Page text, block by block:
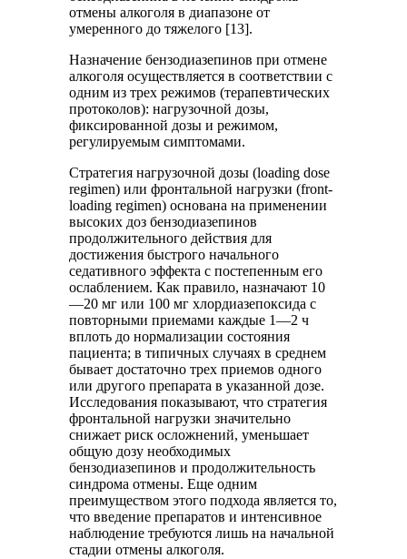
отмены алкоголя в диапазоне от
умеренного до тяжелого [13].
Назначение бензодиазепинов при отмене
алкоголя осуществляется в соответствии с
одним из трех режимов (терапевтических
протоколов): нагрузочной дозы,
фиксированной дозы и режимом,
регулируемым симптомами.
Стратегия нагрузочной дозы (loading dose
regimen) или фронтальной нагрузки (front-
loading regimen) основана на применении
высоких доз бензодиазепинов
продолжительного действия для
достижения быстрого начального
седативного эффекта с постепенным его
ослаблением. Как правило, назначают 10
—20 мг или 100 мг хлордиазепоксида с
повторными приемами каждые 1—2 ч
вплоть до нормализации состояния
пациента; в типичных случаях в среднем
бывает достаточно трех приемов одного
или другого препарата в указанной дозе.
Исследования показывают, что стратегия
фронтальной нагрузки значительно
снижает риск осложнений, уменьшает
общую дозу необходимых
бензодиазепинов и продолжительность
синдрома отмены. Еще одним
преимуществом этого подхода является то,
что введение препаратов и интенсивное
наблюдение требуются лишь на начальной
стадии отмены алкоголя.